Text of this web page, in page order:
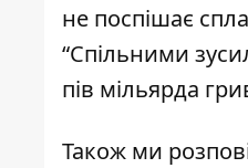
не поспішає
“Спільними
пів мільярда
Також ми